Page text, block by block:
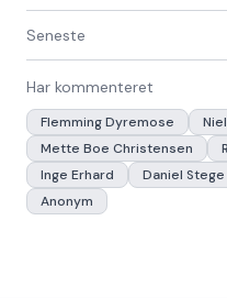
Seneste
Har kommenteret
Flemming Dyremose
Mette Boe Christensen
Inge Erhard
Daniel
Anonym